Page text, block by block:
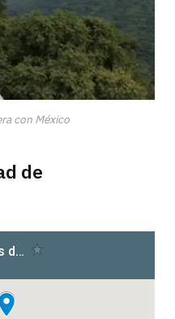
con México
de